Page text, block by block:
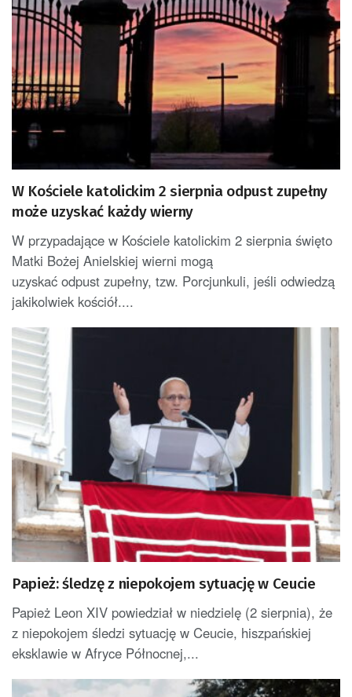
W Kościele katolickim 2 sierpnia odpust zupełny
może uzyskać każdy wierny
W przypadające w Kościele katolickim 2 sierpnia święto
Matki Bożej Anielskiej wierni mogą
uzyskać odpust zupełny, tzw. Porcjunkuli, jeśli odwiedzą
jakikolwiek kościół....
Papież: śledzę z niepokojem sytuację w Ceucie
Papież Leon XIV powiedział w niedzielę (2 sierpnia), że
z niepokojem śledzi sytuację w Ceucie, hiszpańskiej
eksklawie w Afryce Północnej,...